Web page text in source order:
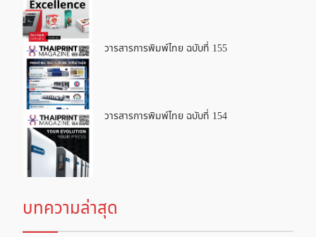
วารสารการพิมพ์ไทย ฉบับที่ 155
วารสารการพิมพ์ไทย ฉบับที่ 154
บทความล่าสุด